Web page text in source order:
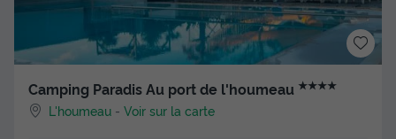
Camping Paradis Au port de l'houmeau ★★★★
L'houmeau -Voir sur la carte